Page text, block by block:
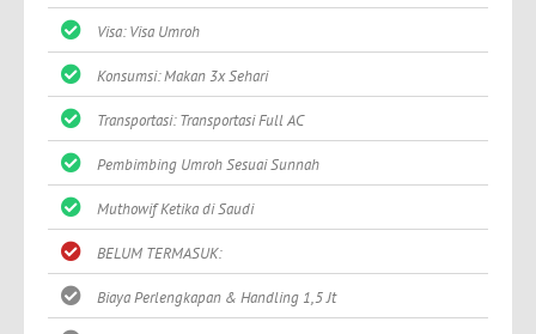
Visa: Visa Umroh
Konsumsi: Makan 3x Sehari
Transportasi: Transportasi Full AC
Pembimbing Umroh Sesuai Sunnah
Muthowif Ketika di Saudi
BELUM TERMASUK:
Biaya Perlengkapan & Handling 1,5 Jt